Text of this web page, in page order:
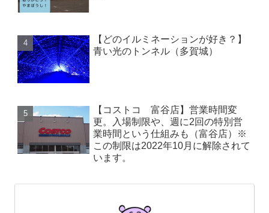
【どのイルミネーションが好き？】
青い光のトンネル（多賀城）
【コストコ 富谷店】営業時間変
更。入場制限や、週に2回の特別営
業時間という仕組みも（富谷店）※
この制限は2022年10月に解除されて
います。